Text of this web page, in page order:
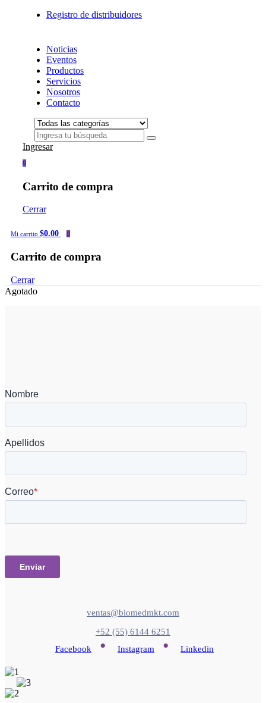
Registro de distribuidores
Noticias
Eventos
Productos
Servicios
Nosotros
Contacto
Ingresar
0
Carrito de compra
Cerrar
Mi carrito $0.00 0
Carrito de compra
Cerrar
Agotado
ventas@biomedmkt.com
+52 (55) 6144 6251
Facebook
• Instagram • Linkedin